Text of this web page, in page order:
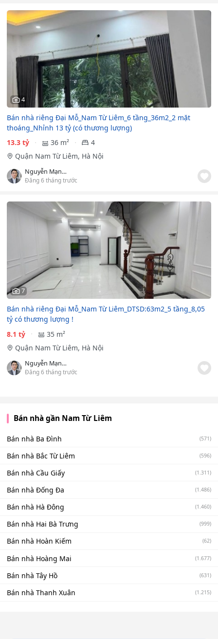
4
Bán nhà riêng Đại Mỗ_Nam Từ Liêm_6 tầng_36m2_2 mặt
thoáng_Nhỉnh 13 tỷ (có thương lượng)
13.3 tỷ
36 m²
4
Quận Nam Từ Liêm, Hà Nội
Nguyễn Mạnh Tùng
Đăng 6 tháng trước
7
Bán nhà riêng Đại Mỗ_Nam Từ Liêm_DTSD:63m2_5 tầng_8,05
tỷ có thương lượng !
8.1 tỷ
35 m²
Quận Nam Từ Liêm, Hà Nội
Nguyễn Mạnh Tùng
Đăng 6 tháng trước
Bán nhà gần Nam Từ Liêm
Bán nhà Ba Đình (571)
Bán nhà Bắc Từ Liêm (596)
Bán nhà Cầu Giấy (1.311)
Bán nhà Đống Đa (1.486)
Bán nhà Hà Đông (1.460)
Bán nhà Hai Bà Trưng (999)
Bán nhà Hoàn Kiếm (62)
Bán nhà Hoàng Mai (1.677)
Bán nhà Tây Hồ (631)
Bán nhà Thanh Xuân (1.215)